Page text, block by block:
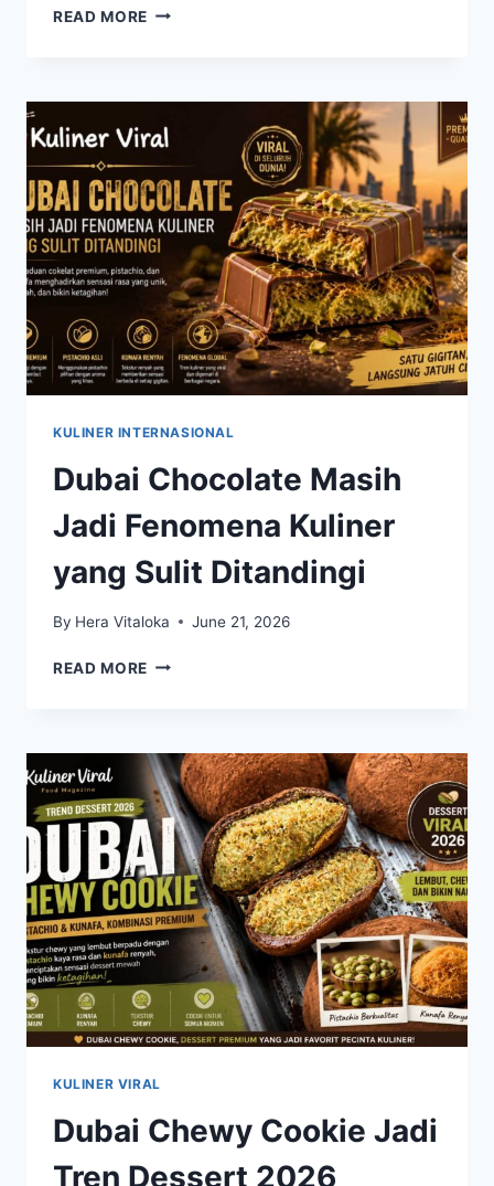
READ MORE CROMBOLONI,
AWALNYA
DIREMEHKAN
KINI
JUSTRU
SULIT
DIDAPATKAN
KULINER INTERNASIONAL
Dubai Chocolate Masih
Jadi Fenomena Kuliner
yang Sulit Ditandingi
By Hera Vitaloka June 21, 2026
READ MORE DUBAI
FENOMENA
KULINER
YANG
SULIT
DITANDINGI
KULINER VIRAL
Dubai Chewy Cookie Jadi
Tren Dessert 2026